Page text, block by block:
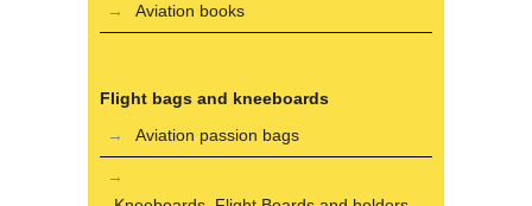
Aviation books
Flight bags and kneeboards
Aviation passion bags